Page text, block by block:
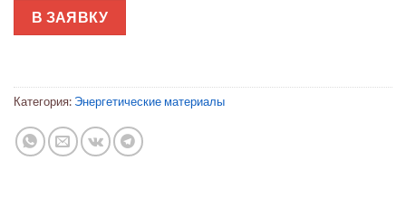
В ЗАЯВКУ
Категория: Энергетические материалы